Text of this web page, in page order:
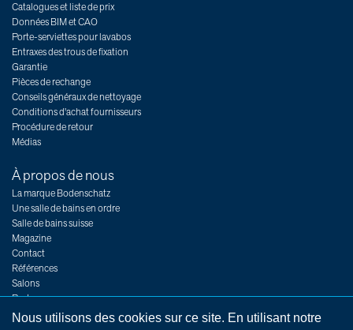
Catalogues et liste de prix
Données BIM et CAO
Porte-serviettes pour lavabos
Entraxes des trous de fixation
Garantie
Pièces de rechange
Conseils généraux de nettoyage
Conditions d'achat fournisseurs
Procédure de retour
Médias
À propos de nous
La marque Bodenschatz
Une salle de bains en ordre
Salle de bains suisse
Magazine
Contact
Références
Salons
Postes
Nous utilisons des cookies sur ce site. En utilisant notre